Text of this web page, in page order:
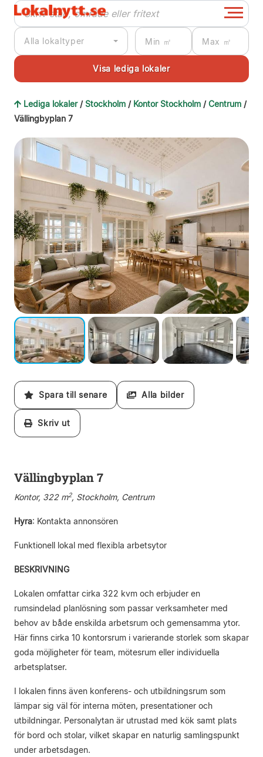
Alla lokaltyper
Lediga lokaler / Stockholm / Kontor Stockholm /Centrum /
Vällingbyplan 7
Spara till senare Alla bilder
Skriv ut
Vällingbyplan 7
Kontor, 322 m2, Stockholm, Centrum
Hyra: Kontakta annonsören
Funktionell lokal med flexibla arbetsytor
BESKRIVNING
Lokalen omfattar cirka 322 kvm och erbjuder en
rumsindelad planlösning som passar verksamheter med
behov av både enskilda arbetsrum och gemensamma ytor.
Här finns cirka 10 kontorsrum i varierande storlek som skapar
goda möjligheter för team, mötesrum eller individuella
arbetsplatser.
I lokalen finns även konferens- och utbildningsrum som
lämpar sig väl för interna möten, presentationer och
utbildningar. Personalytan är utrustad med kök samt plats
för bord och stolar, vilket skapar en naturlig samlingspunkt
under arbetsdagen.